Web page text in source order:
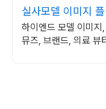
실사모델 이미지
시 10% 할인쿠폰
하이엔드 모델 이미지
뮤즈, 브랜드, 의료 뷰